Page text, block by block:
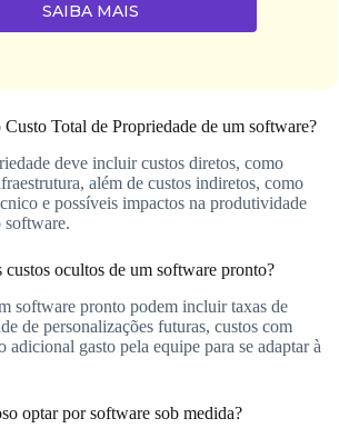
SAIBA MAIS
Total de Propriedade de um software?
deve incluir custos diretos, como
além de custos indiretos, como
e possíveis impactos na produtividade
software.
custos ocultos de um software pronto?
software pronto podem incluir taxas de
de personalizações futuras, custos com
adicional gasto pela equipe para se adaptar à
optar por software sob medida?